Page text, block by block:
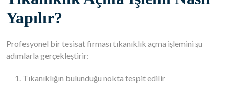
Yapılır?
Profesyonel bir tesisat firması tıkanıklık açma işlemini şu
adımlarla gerçekleştirir:
Tıkanıklığın bulunduğu nokta tespit edilir